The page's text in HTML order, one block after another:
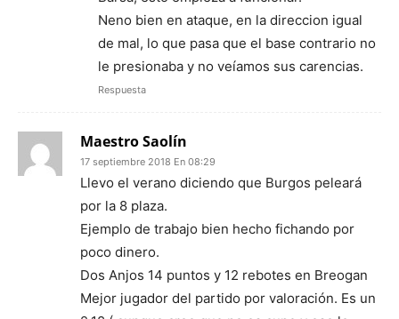
Neno bien en ataque, en la direccion igual
de mal, lo que pasa que el base contrario no
le presionaba y no veíamos sus carencias.
Respuesta
Maestro Saolín
17 septiembre 2018 En 08:29
Llevo el verano diciendo que Burgos peleará
por la 8 plaza.
Ejemplo de trabajo bien hecho fichando por
poco dinero.
Dos Anjos 14 puntos y 12 rebotes en Breogan
Mejor jugador del partido por valoración. Es un